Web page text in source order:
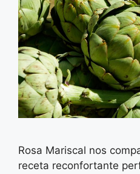
Rosa Mariscal nos
receta reconfortante